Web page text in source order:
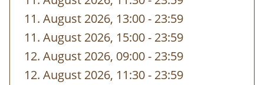
gebuchten Zeit von unseren
MitarbeiterInnen vor dem Eingang abgeholt.
11. August 2026, 13:00- bis
23:59
11. August 2026, 15:00- bis
23:59
12. August 2026, 09:00- bis
23:59
12. August 2026, 11:30- bis
23:59